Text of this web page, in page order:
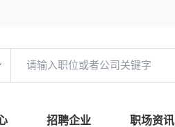
招聘企业 职场资讯